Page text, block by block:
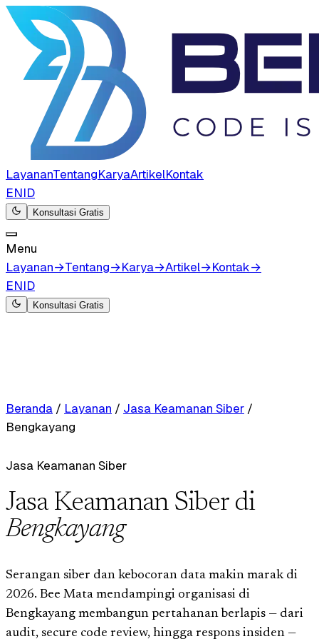
LayananTentangKaryaArtikelKontak
ENID
Konsultasi Gratis
Menu
Layanan→Tentang→Karya→Artikel→Kontak→
ENID
Konsultasi Gratis
Beranda / Layanan / Jasa Keamanan Siber /
Bengkayang
Jasa Keamanan Siber
Jasa Keamanan Siber di
Bengkayang
Serangan siber dan kebocoran data makin marak di
2026. Bee Mata mendampingi organisasi di
Bengkayang membangun pertahanan berlapis — dari
audit, secure code review, hingga respons insiden —